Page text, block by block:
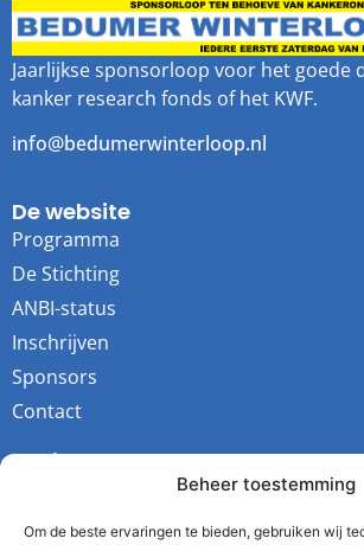
Beheer toestemming
Om de beste ervaringen te bieden, gebruiken wij
Jaarlijkse sponsorloop voor het goede
kanker research fonds of het KWF.
info@bedumerwinterloop.nl
De website
Programma
De Stichting
ANBI-status
Inschrijven
Sponsors
Contact
Socials
Instagram